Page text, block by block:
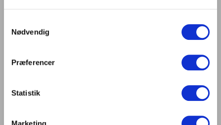
Nødvendig
Præferencer
Statistik
Marketing
centrum på Light + Building 2026